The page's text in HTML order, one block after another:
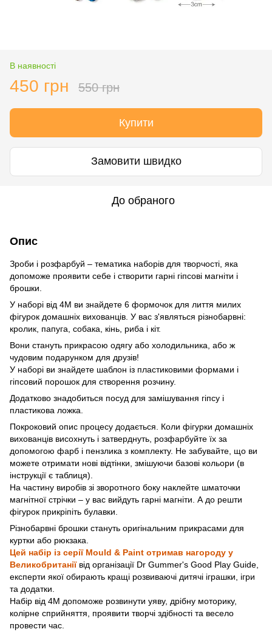
В наявності
450 грн 550 грн
Купити
Замовити швидко
До обраного
Опис
Зроби і розфарбуй – тематика наборів для творчості, яка
допоможе проявити себе і створити гарні гіпсові магніти і
брошки.
У наборі від 4М ви знайдете 6 формочок для лиття милих
фігурок домашніх вихованців. У вас з'являться різнобарвні:
кролик, папуга, собака, кінь, риба і кіт.
Вони стануть прикрасою одягу або холодильника, або ж
чудовим подарунком для друзів!
У наборі ви знайдете шаблон із пластиковими формами і
гіпсовий порошок для створення розчину.
Додатково знадобиться посуд для замішування гіпсу і
пластикова ложка.
Покроковий опис процесу додається. Коли фігурки домашніх
вихованців висохнуть і затверднуть, розфарбуйте їх за
допомогою фарб і пензлика з комплекту. Не забувайте, що ви
можете отримати нові відтінки, змішуючи базові кольори (в
інструкції є таблиця).
На частину виробів зі зворотного боку наклейте шматочки
магнітної стрічки – у вас вийдуть гарні магніти. А до решти
фігурок прикріпіть булавки.
Різнобарвні брошки стануть оригінальним прикрасами для
куртки або рюкзака.
Цей набір із серії Mould & Paint отримав нагороду у
Великобританії від організації Dr Gummer's Good Play Guide,
експерти якої обирають кращі розвиваючі дитячі іграшки, ігри
та додатки.
Набір від 4М допоможе розвинути уяву, дрібну моторику,
колірне сприйняття, проявити творчі здібності та весело
провести час.